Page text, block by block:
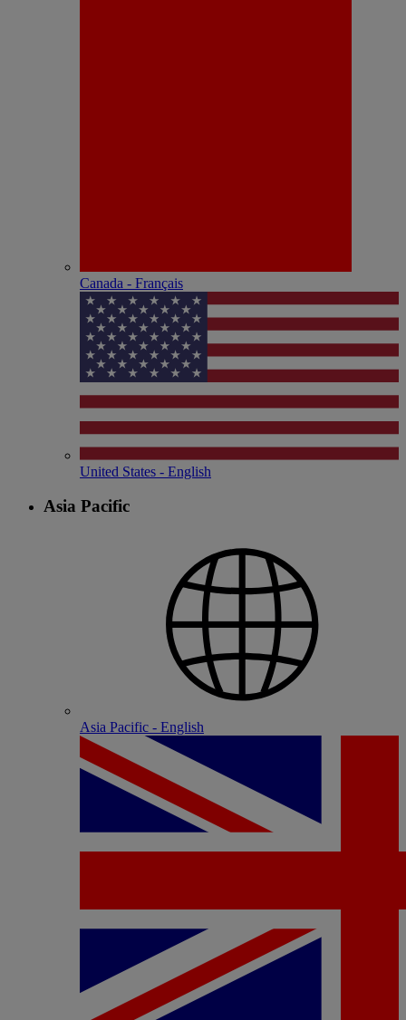
Canada - Français
United States - English
Asia Pacific
Asia Pacific - English